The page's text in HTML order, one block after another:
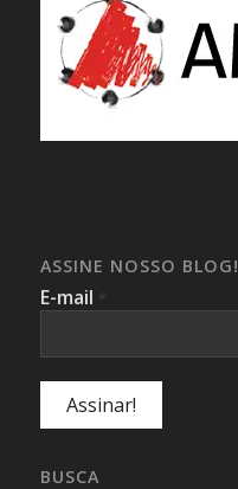
ASSINE NOSSO BLOG!
E-mail *
BUSCA